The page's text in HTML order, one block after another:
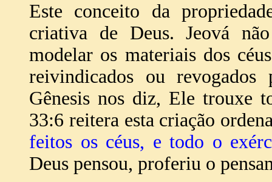
Este conceito da
criativa de Deus. Jeová
modelar os materiais dos
reivindicados ou
Gênesis nos diz, Ele trouxe
33:6 reitera esta criação
feitos os céus, e todo o
Deus pensou, proferiu o